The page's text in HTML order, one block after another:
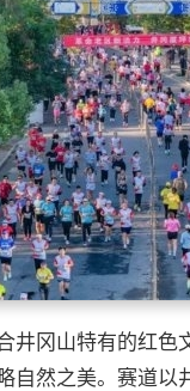
井冈山特有的红
自然之美。赛道